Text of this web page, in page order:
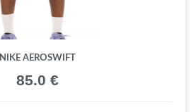
NIKE AEROSWIFT
85.0 €